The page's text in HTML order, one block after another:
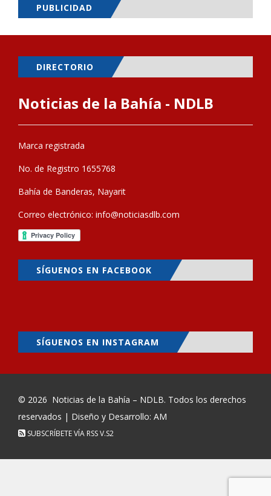
PUBLICIDAD
DIRECTORIO
Noticias de la Bahía - NDLB
Marca registrada
No. de Registro 1655768
Bahía de Banderas, Nayarit
Correo electrónico: info@noticiasdlb.com
SÍGUENOS EN FACEBOOK
SÍGUENOS EN INSTAGRAM
© 2026 Noticias de la Bahía – NDLB. Todos los derechos
reservados | Diseño y Desarrollo: AM
SUBSCRÍBETE VÍA RSSV.S2